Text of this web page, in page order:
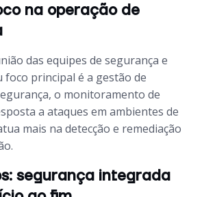
na operação de
das equipes de segurança e
foco principal é a gestão de
o monitoramento de
a ataques em ambientes de
mais na detecção e remediação
segurança integrada